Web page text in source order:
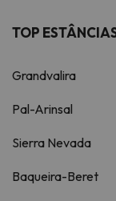
TOP
Grandvalira
Pal-Arinsal
Sierra Nevada
Baqueira-Beret